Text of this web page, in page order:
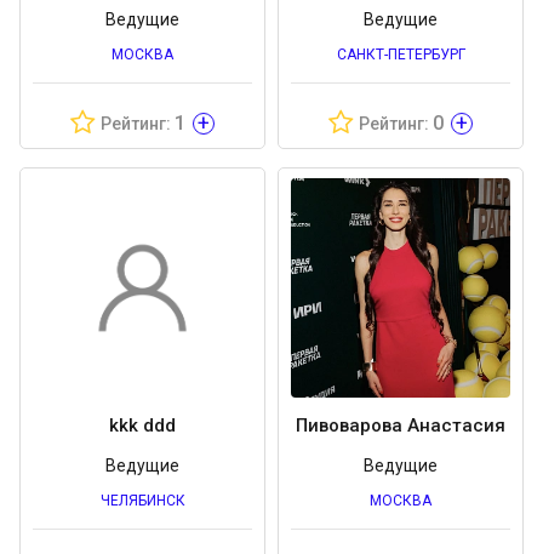
Ведущие
МОСКВА
Рейтинг: 1 +
Ведущие
САНКТ-ПЕТЕРБУРГ
Рейтинг: 0 +
kkk ddd
Ведущие
ЧЕЛЯБИНСК
Пивоварова Анастасия
Ведущие
МОСКВА